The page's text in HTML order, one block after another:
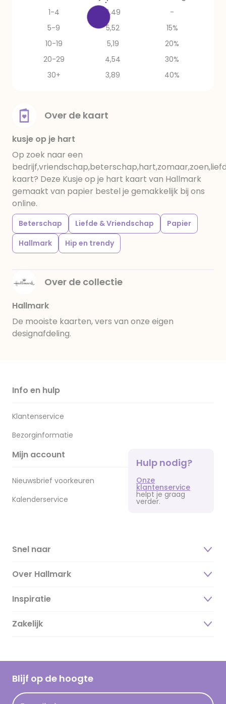
1-4
6,49
-
5-9
5,52
15%
10-19
5,19
20%
20-29
4,54
30%
30+
3,89 40%
Over de kaart
kusje op je hart
Op zoek naar een
kaart? Deze Kusje op je hart kaart van Hallmark
gemaakt van papier bestel je gemakkelijk bij ons
online.
Beterschap Liefde & Vriendschap
Papier
Hallmark
Hip en trendy
Over de collectie
Hallmark
De mooiste kaarten, vers van onze eigen
designafdeling.
Info en hulp
Klantenservice
Bezorginformatie
Mijn account
Nieuwsbrief voorkeuren
Kalenderservice
Hulp nodig?
Onze
klantenservice
helpt je graag
verder.
Snel naar
Over Hallmark
Over ons
Duurzaamheid
Hallmark Kaartclub
Acties
Inspiratie
Magazine
Cadeau inspiratie
Kaartinspiratie
Zakelijk
Blijf op de hoogte